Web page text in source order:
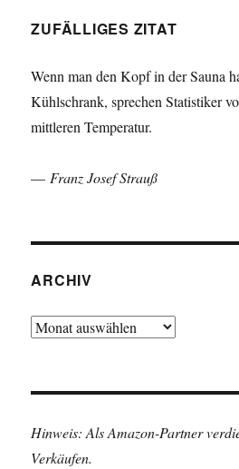
ZUFÄLLIGES ZITAT
Wenn man den Kopf in der Sauna
Kühlschrank, sprechen Statistiker
mittleren Temperatur.
— Franz Josef Strauß
ARCHIV
Archiv
Hinweis: Als Amazon-Partner
Verkäufen.